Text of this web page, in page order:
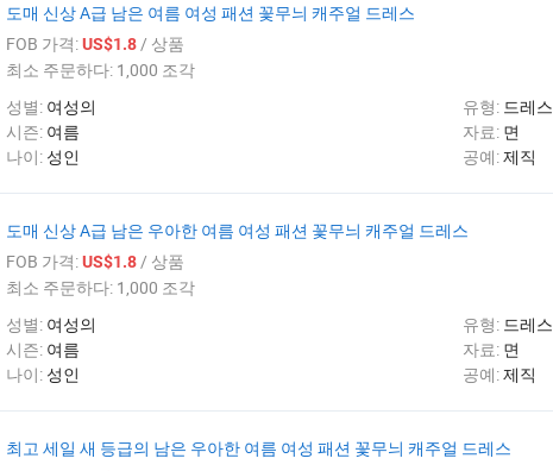
도매 신상 A급 남은 여름 여성 패션 꽃무늬 캐주얼 드레스
FOB 가격:US$1.8/ 상품
최소 주문하다: 1,000 조각
성별: 여성의 유형: 드레스
시즌: 여름 자료: 면
나이: 성인 공예:제직
도매 신상 A급 남은 우아한 여름 여성 패션 꽃무늬 캐주얼 드레스
FOB 가격:US$1.8/ 상품
최소 주문하다: 1,000 조각
성별: 여성의 유형: 드레스
시즌: 여름 자료: 면
나이: 성인 공예:제직
최고 세일 새 등급의 남은 우아한 여름 여성 패션 꽃무늬 캐주얼 드레스